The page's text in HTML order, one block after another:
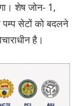
शेष जोन- 1,
पम्प सेटों को बदलने
है।